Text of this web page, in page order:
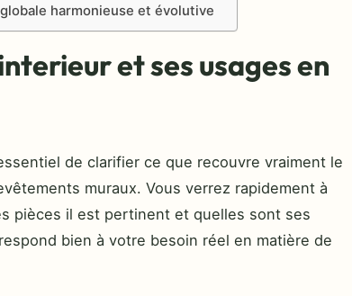
harmonieuse et évolutive
et ses usages en
de clarifier ce que recouvre vraiment le
muraux. Vous verrez rapidement à
pièces il est pertinent et quelles sont ses
bien à votre besoin réel en matière de